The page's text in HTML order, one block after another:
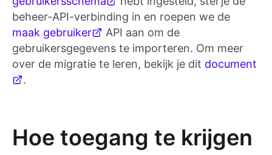
beheer-API-verbinding in en roepen we de
maak gebruiker
API aan om de
gebruikersgegevens te importeren. Om meer
over de migratie te leren, bekijk je dit document
.
Hoe toegang te krijgen